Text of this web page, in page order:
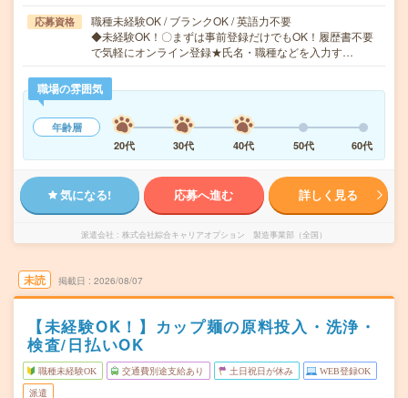
応募資格
職種未経験OK / ブランクOK / 英語力不要
◆未経験OK！〇まずは事前登録だけでもOK！履歴書不要
で気軽にオンライン登録★氏名・職種などを入力す…
職場の雰囲気
年齢層
20代
30代 40代 50代 60代
気になる! 応募へ進む 詳しく見る
派遣会社 株式会社綜合キャリアオプション 製造事業部（全国）
未読 掲載日 2026/08/07
【未経験OK！】カップ麺の原料投入・洗浄・
検査/日払いOK
職種未経験OK 交通費別途支給あり 土日祝日が休み WEB登録OK
派遣